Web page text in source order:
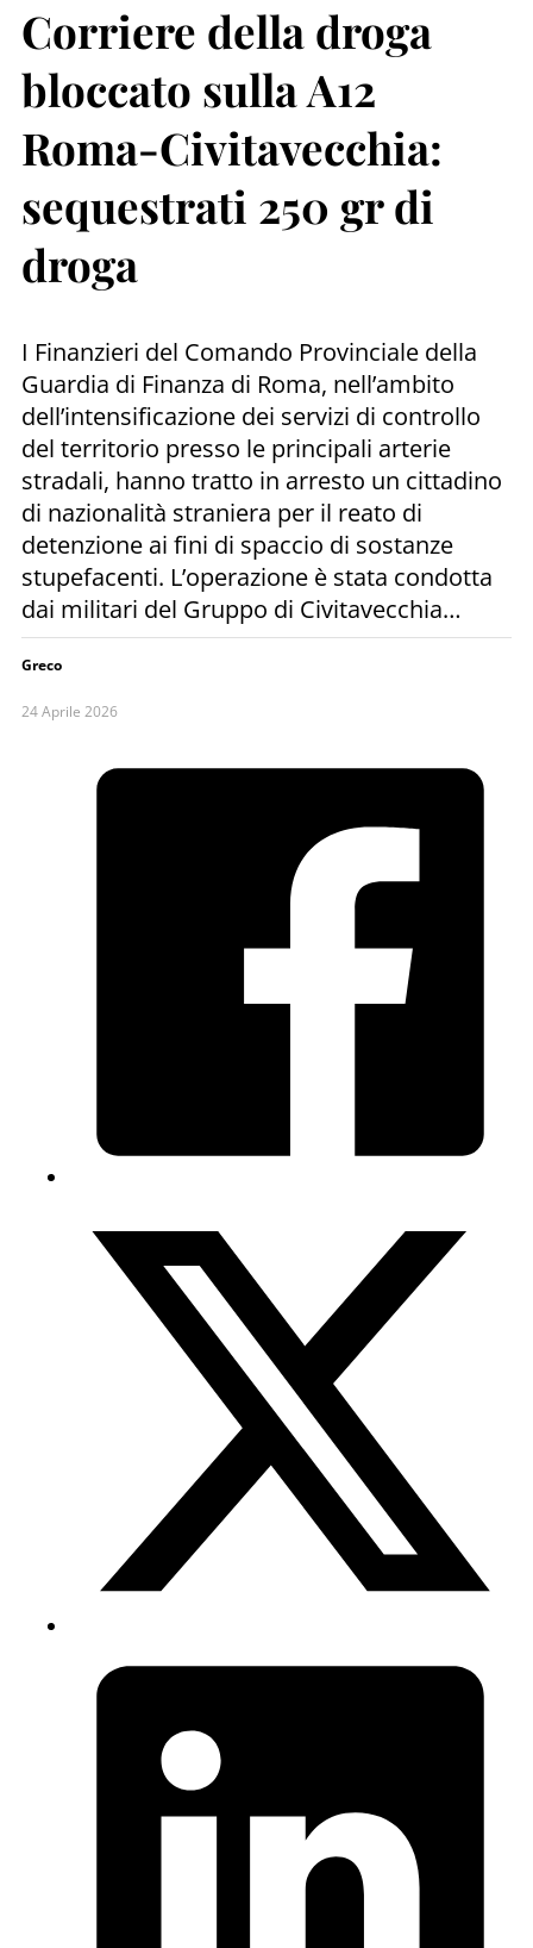
Corriere della droga
bloccato sulla A12
Roma-Civitavecchia:
sequestrati 250 gr di
droga
I Finanzieri del Comando Provinciale della
Guardia di Finanza di Roma, nell’ambito
dell’intensificazione dei servizi di controllo
del territorio presso le principali arterie
stradali, hanno tratto in arresto un cittadino
di nazionalità straniera per il reato di
detenzione ai fini di spaccio di sostanze
stupefacenti. L’operazione è stata condotta
dai militari del Gruppo di Civitavecchia…
Greco
24 Aprile 2026